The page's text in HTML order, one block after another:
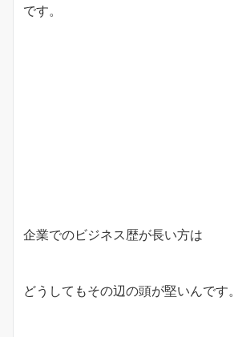
です。
企業でのビジネス歴が長い方は
どうしてもその辺の頭が堅いんです。